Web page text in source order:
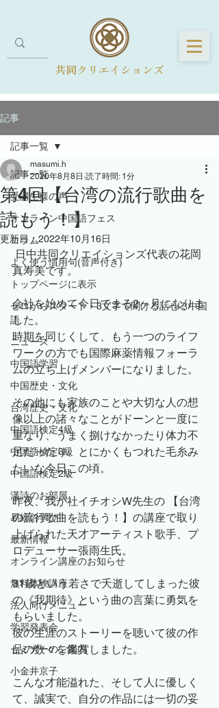
共同クリエイションズ
記事
記事一覧
受講生様の声
オンライン中国語フェス
コラム
よく使う慣用句(音声付き)
トップページに表示
ゼロからスタート・3文字で聞ける話せる中国
語
ニュース
中国語学習
中国歴史・文化
台湾歴史・文化
中国語検定4級
中国語検定3級
中国語検定2級
漢詩のお部屋
易経の学び
最新情報
オンライン講座のお知らせ
無料体験講座
法人向けメニュー
学習発表会
セミナーのご案内
小金井京子
記事一覧
第4回【台湾の流行歌曲を
読もう！】
masumi.h
2020年8月8日 読了時間: 1分
更新日：2022年10月16日
真寿美です。
会社を始めて今日でまる2ヶ月になりま
した。
時期を同じくして、もう一つのライフ
ワークの方でも国際麻薬情報フォーラ
ムの立ち上げメンバーになりました。
その他にも家族のことや大切な人の想
像以上の諸々なことがドーンと一度に
重なり、うまく捌けなかったり体力不
足だったり、とにかくもつれた毛糸み
たいな今日この頃。
昨夜、我が社イチオシW先生の 【台湾
の流行歌曲を読もう！】の講座で取り
上げられた天才アーティスト歌手、プ
ロデューサー張雨生氏。
31歳という若さで夭逝してしまった彼
の《我期待》という曲の言葉に勇気を
もらいました。
彼の生涯のストーリーを聴いて彼の作
品の数々を鑑賞しました。
こんな才能溢れた、そして人に優しく
て、誠実で、自分の作品には一切の妥